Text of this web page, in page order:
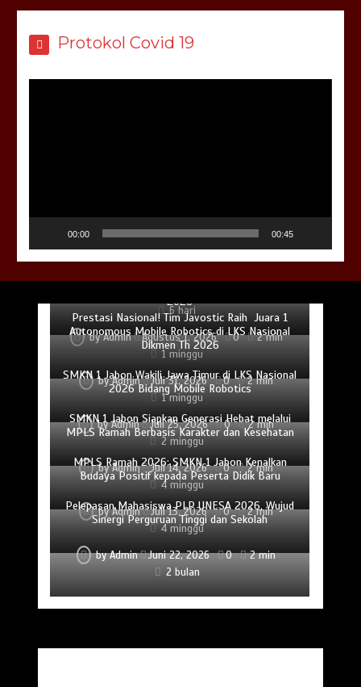
Protokol Covid 19
00:00 00:45
Siswa SMKN 1 Jabon
6 hari
2026
byAdmin Agustus 1, 2026 0
2 min
1 minggu
Prestasi Nasional! Tim Javostic Raih Juara 1
Autonomous Mobile Robotics di LKS Nasional
Dikmen Th 2026
byAdmin Juli 31, 2026 0
2 min
1 minggu
SMKN 1 Jabon Wakili Jawa Timur di LKS Nasional
2026 Bidang Mobile Robotics
byAdmin Juli 25, 2026 0
2 min
2 minggu
SMKN 1 Jabon Siapkan Generasi Hebat melalui
MPLS Ramah Berbasis Karakter dan Kesehatan
byAdmin Juli 14, 2026 0
2 min
4 minggu
MPLS Ramah 2026: SMKN 1 Jabon Kenalkan
Budaya Positif kepada Peserta Didik Baru
byAdmin Juli 13, 2026 0
2 min
4 minggu
Pelepasan Mahasiswa PLP UNESA 2026, Wujud
Sinergi Perguruan Tinggi dan Sekolah
byAdmin Juni 22, 2026 0
2 min
2 bulan